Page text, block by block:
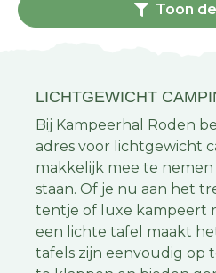
Toon
LICHTGEWICHT
Bij Kampeerhal Roden
adres voor lichtgewicht
makkelijk mee te
staan. Of je nu aan het
tentje of luxe kampeert
een lichte tafel maakt
tafels zijn eenvoudig op